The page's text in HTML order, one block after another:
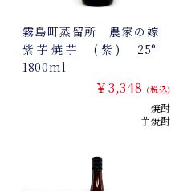
霧島町蒸留所 農家の嫁
紫芋焼芋 (紫) 25°
1800ml
￥3,348 (税込)
焼酎
芋焼酎